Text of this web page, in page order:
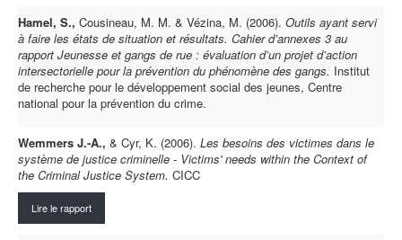
Hamel, S., Cousineau, M. M. & Vézina, M. (2006). Outils ayant servi
à faire les états de situation et résultats. Cahier d’annexes 3 au
rapport Jeunesse et gangs de rue : évaluation d’un projet d’action
intersectorielle pour la prévention du phénomène des gangs. Institut
de recherche pour le développement social des jeunes, Centre
national pour la prévention du crime.
Wemmers J.-A., & Cyr, K. (2006). Les besoins des victimes dans le
système de justice criminelle - Victims' needs within the Context of
the Criminal Justice System. CICC
Lire le rapport